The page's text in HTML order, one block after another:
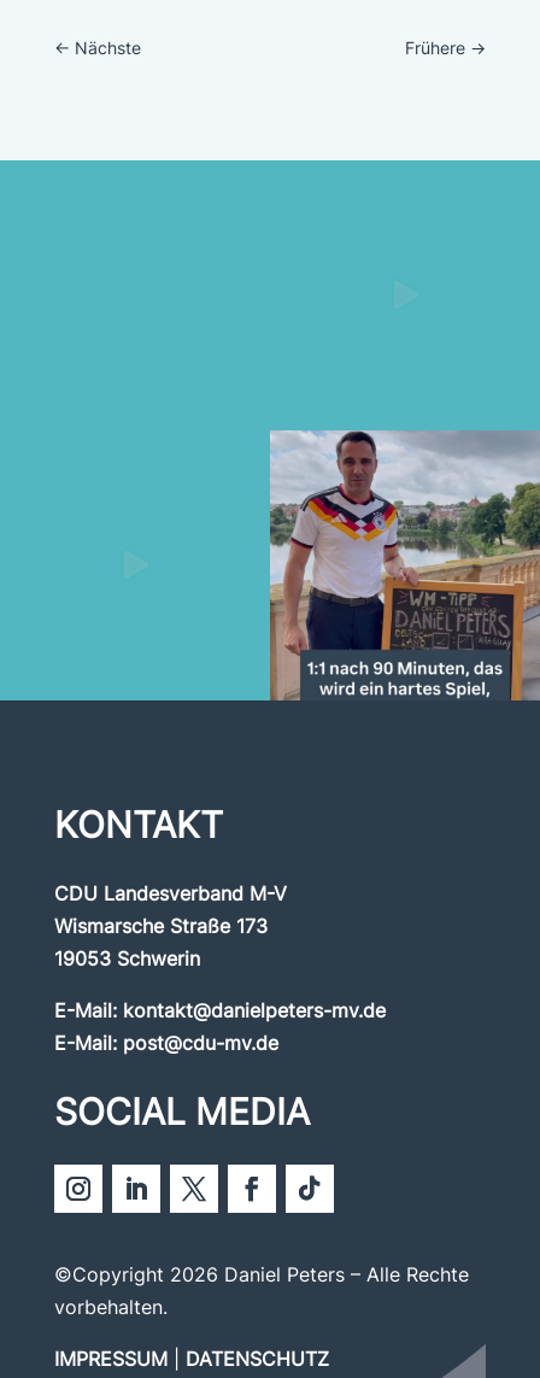
← Nächste Frühere →
KONTAKT
CDU Landesverband M-V
Wismarsche Straße 173
19053 Schwerin
E-Mail: kontakt@danielpeters-mv.de
E-Mail: post@cdu-mv.de
SOCIAL MEDIA
©Copyright 2026 Daniel Peters – Alle Rechte
vorbehalten.
IMPRESSUM| DATENSCHUTZ